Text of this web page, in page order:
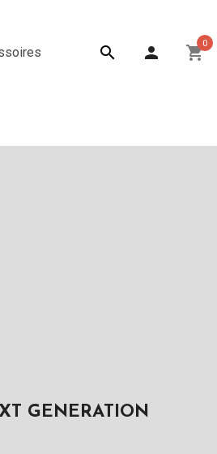
 person shopping_cart0
GENERATION